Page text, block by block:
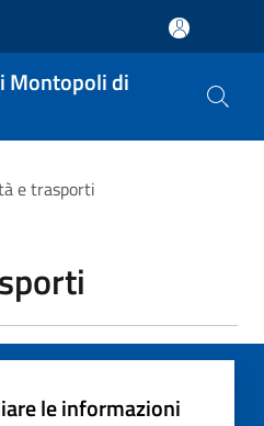
Montopoli di
e trasporti
le informazioni